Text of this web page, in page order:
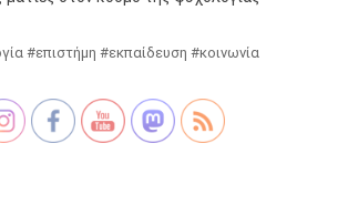
#επιστήμη #εκπαίδευση #κοινωνία